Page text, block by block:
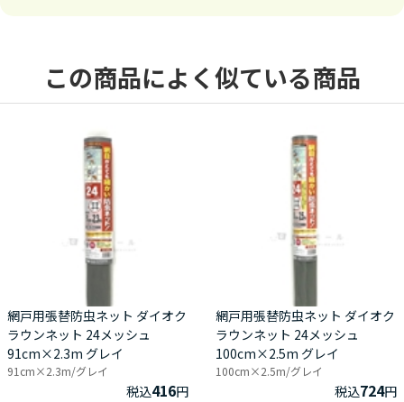
この商品によく似ている商品
網戸用張替防虫ネット ダイオク
ラウンネット 24メッシュ
91cm×2.3m グレイ
91cm×2.3m/グレイ
税込416円
網戸用張替防虫ネット ダイオク
ラウンネット 24メッシュ
100cm×2.5m グレイ
100cm×2.5m/グレイ
税込724円